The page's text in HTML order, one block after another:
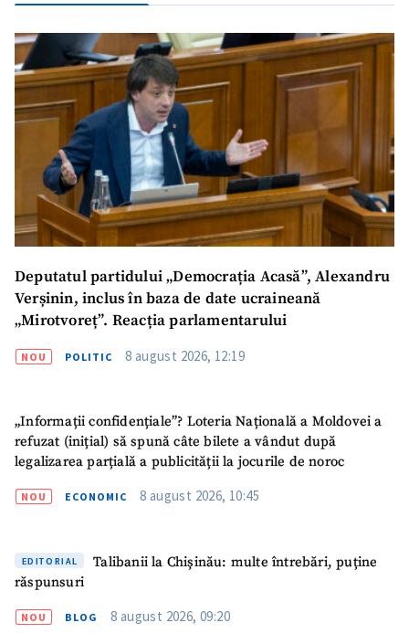
Deputatul partidului „Democrația Acasă”, Alexandru
Verșinin, inclus în baza de date ucraineană
„Mirotvoreț”. Reacția parlamentarului
NOU POLITIC 8 august 2026, 12:19
„Informații confidențiale”? Loteria Națională a Moldovei a
refuzat (inițial) să spună câte bilete a vândut după
legalizarea parțială a publicității la jocurile de noroc
NOU ECONOMIC 8 august 2026, 10:45
EDITORIAL
Talibanii la Chișinău: multe întrebări, puține
răspunsuri
NOU BLOG 8 august 2026, 09:20